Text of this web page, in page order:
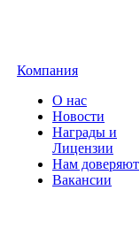
Компания
О нас
Новости
Награды и
Лицензии
Нам доверяют
Вакансии